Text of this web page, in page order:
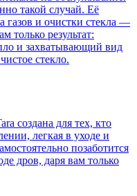
такой случай. Её
газов и очистки стекла —
только результат:
и захватывающий вид
стекло.
создана для тех, кто
легкая в уходе и
позаботится
дров, даря вам только